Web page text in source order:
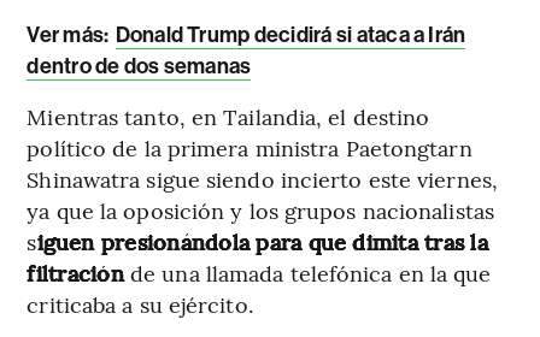
Ver más: Donald Trump decidirá si ataca a Irán
dentro de dos semanas
Mientras tanto, en Tailandia, el destino
político de la primera ministra Paetongtarn
Shinawatra sigue siendo incierto este viernes,
ya que la oposición y los grupos nacionalistas
siguen presionándola para que dimita tras la
filtraciónde una llamada telefónica en la que
criticaba a su ejército.